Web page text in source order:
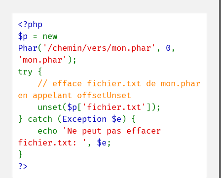
<?php
$p
Phar( '/chemin/vers/mon.phar' , 0
'mon.phar' );
try {
// efface fichier.txt de mon.phar
en appelant offsetUnset
unset($p [ 'fichier.txt' ]);
} catch ( Exception $e ) {
    echo
'Ne peut pas effacer
fichier.txt: ' , $e;
?>